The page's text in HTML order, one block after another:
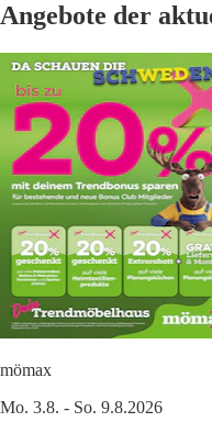
Angebote der
mömax
Mo. 3.8. - So. 9.8.2026